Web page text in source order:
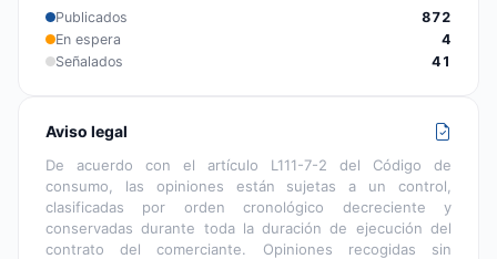
Publicados
872
En espera
4
Señalados
41
Aviso legal
De acuerdo con el artículo L111-7-2 del Código de
consumo, las opiniones están sujetas a un control,
clasificadas por orden cronológico decreciente y
conservadas durante toda la duración de ejecución del
contrato del comerciante. Opiniones recogidas sin